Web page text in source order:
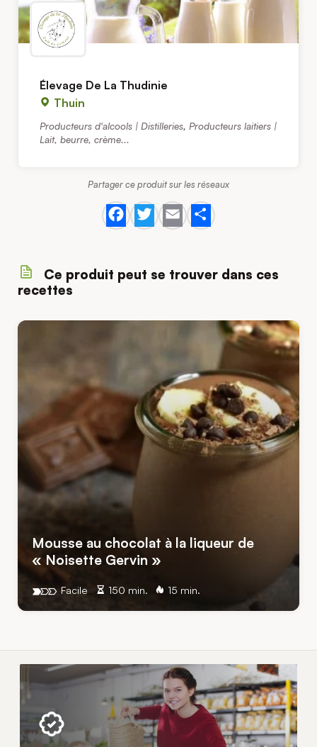
Élevage De La Thudinie
Thuin
Producteurs d'alcools | Distilleries, Producteurs laitiers |
Lait, beurre, crème...
Partager ce produit sur les réseaux
Facebook
Twitter
EmailShare
Ce produit peut se trouver dans ces
recettes
Mousse au chocolat à la liqueur de
« Noisette Gervin »
150 min. 15 min.
Facile